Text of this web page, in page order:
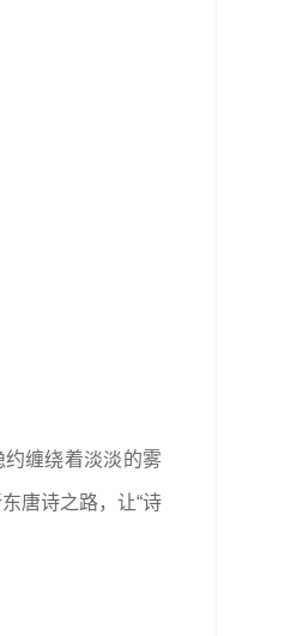
缠绕着淡淡的雾
唐诗之路，让“诗